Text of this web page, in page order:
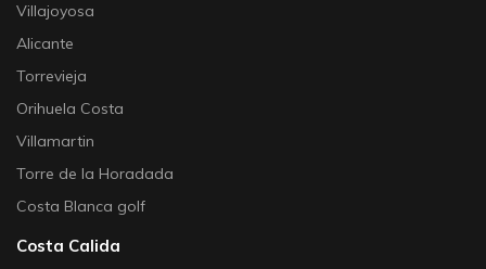
Villajoyosa
Alicante
Torrevieja
Orihuela Costa
Villamartin
Torre de la Horadada
Costa Blanca golf
Costa Calida